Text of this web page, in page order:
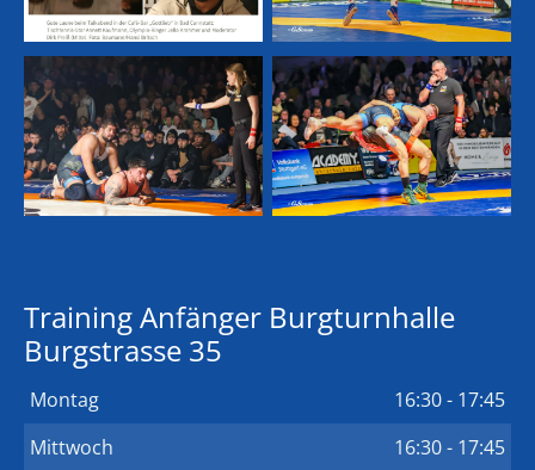
Training Anfänger Burgturnhalle
Burgstrasse 35
Montag
16:30 - 17:45
Mittwoch
16:30 - 17:45